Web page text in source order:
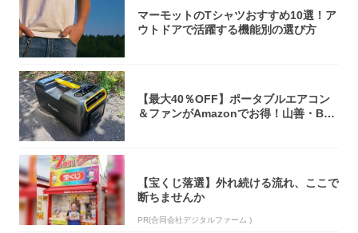
マーモットのTシャツおすすめ10選！ア
ウトドアで活躍する機能別の選び方
【最大40％OFF】ポータブルエアコン
＆ファンがAmazonでお得！山善・Bo
【宝くじ落選】外れ続ける流れ、ここで
断ちませんか
PR(合同会社デジタルファーム )